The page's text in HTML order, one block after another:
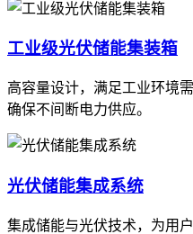
工业级光伏储能集装箱
高容量设计，满足工业环境
确保不间断电力供应。
光伏储能集成系统
集成储能与光伏技术，为用